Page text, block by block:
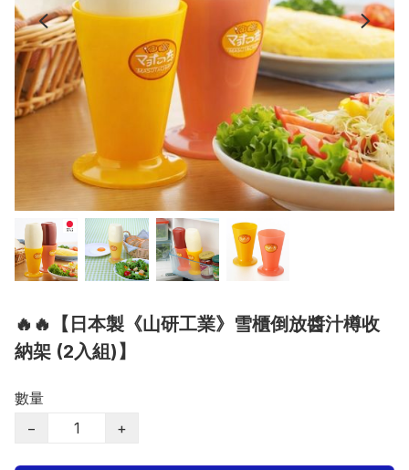
🔥🔥【日本製《山研工業》雪櫃倒放醬汁樽收
納架 (2入組)】
數量
−
+